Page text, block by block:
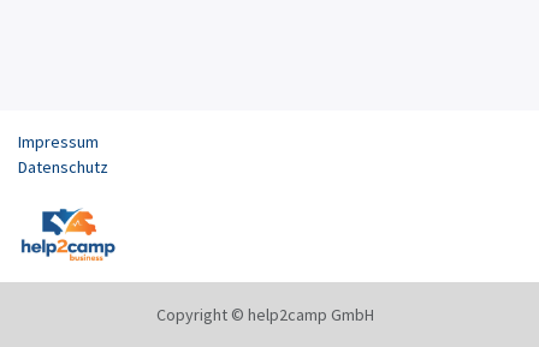
Impressum
Datenschutz
Copyright © help2camp GmbH